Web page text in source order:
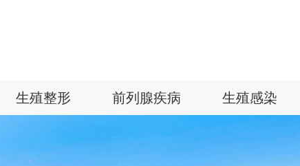
生殖整形 前列腺疾病 生殖感染